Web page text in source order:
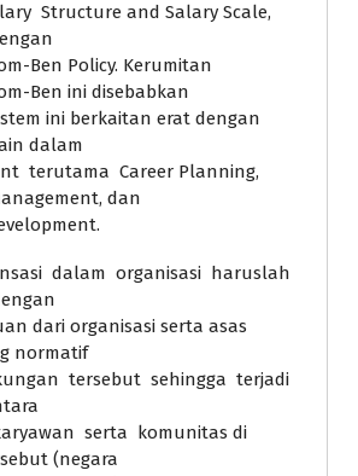
Structure and Salary Scale,
Ben Policy. Kerumitan
Ben ini disebabkan
ini berkaitan erat dengan
dalam
terutama Career Planning,
dan
dalam organisasi haruslah
dari organisasi serta asas
normatif
tersebut sehingga terjadi
serta komunitas di
(negara